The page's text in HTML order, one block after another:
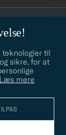
teknologier til
sikre, for at
Læs mere
dig, vi hjælper